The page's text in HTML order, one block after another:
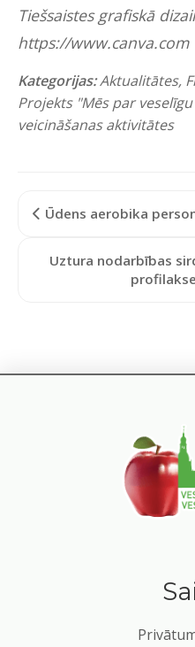
Tiešsaistes grafiskā
https://www.canva.com
Kategorijas:Aktualitātes,
Projekts "Mēs par veselīgu
veicināšanas aktivitātes
Ūdens aerobika
Uztura nodarbības